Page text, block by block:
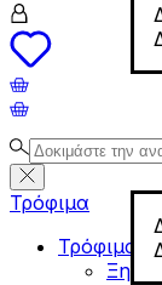
Τρόφιμα
Τρόφιμα